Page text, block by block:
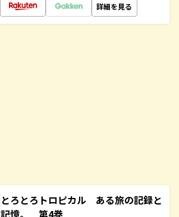
詳細を見る
とろとろトロピカル ある旅の記録と
記憶。 第4巻